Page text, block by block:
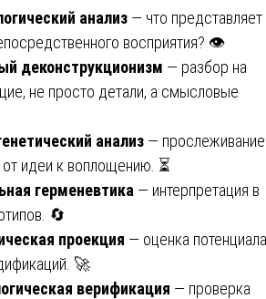
анализ — что представляет
восприятия? 👁️
деконструкционизм — разбор на
не просто детали, а смысловые
анализ — прослеживание
от идеи к воплощению. ⏳
герменевтика — интерпретация в
🔄
проекция — оценка потенциала
🚀
верификация — проверка